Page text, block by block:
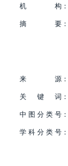
机
构：
摘
要：
来
源：
关
键 词：
中 图 分 类 号：
学 科 分 类 号：